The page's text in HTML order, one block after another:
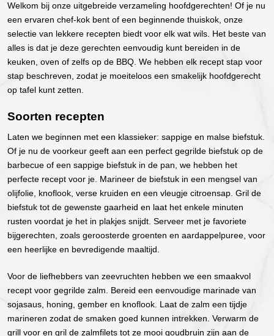
Welkom bij onze uitgebreide verzameling hoofdgerechten! Of je nu
een ervaren chef-kok bent of een beginnende thuiskok, onze
selectie van lekkere recepten biedt voor elk wat wils. Het beste van
alles is dat je deze gerechten eenvoudig kunt bereiden in de
keuken, oven of zelfs op de BBQ. We hebben elk recept stap voor
stap beschreven, zodat je moeiteloos een smakelijk hoofdgerecht
op tafel kunt zetten.
Soorten recepten
Laten we beginnen met een klassieker: sappige en malse biefstuk.
Of je nu de voorkeur geeft aan een perfect gegrilde biefstuk op de
barbecue of een sappige biefstuk in de pan, we hebben het
perfecte recept voor je. Marineer de biefstuk in een mengsel van
olijfolie, knoflook, verse kruiden en een vleugje citroensap. Gril de
biefstuk tot de gewenste gaarheid en laat het enkele minuten
rusten voordat je het in plakjes snijdt. Serveer met je favoriete
bijgerechten, zoals geroosterde groenten en aardappelpuree, voor
een heerlijke en bevredigende maaltijd.
Voor de liefhebbers van zeevruchten hebben we een smaakvol
recept voor gegrilde zalm. Bereid een eenvoudige marinade van
sojasaus, honing, gember en knoflook. Laat de zalm een tijdje
marineren zodat de smaken goed kunnen intrekken. Verwarm de
grill voor en gril de zalmfilets tot ze mooi goudbruin zijn aan de